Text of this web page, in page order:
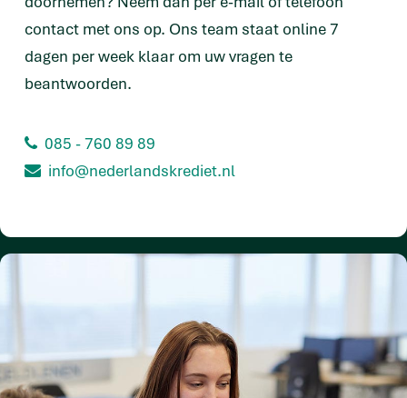
contact met ons op. Ons team staat online 7
dagen per week klaar om uw vragen te
beantwoorden.
085 - 760 89 89
info@nederlandskrediet.nl